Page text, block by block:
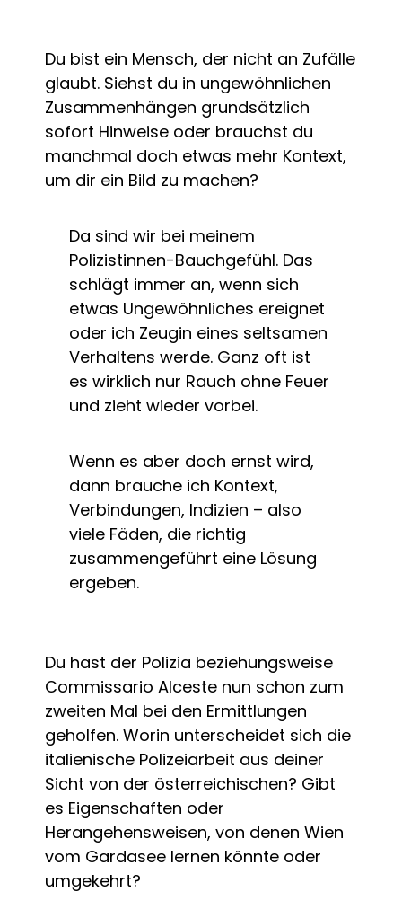
Du bist ein Mensch, der nicht an Zufälle
glaubt. Siehst du in ungewöhnlichen
Zusammenhängen grundsätzlich
sofort Hinweise oder brauchst du
manchmal doch etwas mehr Kontext,
um dir ein Bild zu machen?
Da sind wir bei meinem
Polizistinnen-Bauchgefühl. Das
schlägt immer an, wenn sich
etwas Ungewöhnliches ereignet
oder ich Zeugin eines seltsamen
Verhaltens werde. Ganz oft ist
es wirklich nur Rauch ohne Feuer
und zieht wieder vorbei.
Wenn es aber doch ernst wird,
dann brauche ich Kontext,
Verbindungen, Indizien – also
viele Fäden, die richtig
zusammengeführt eine Lösung
ergeben.
Du hast der Polizia beziehungsweise
Commissario Alceste nun schon zum
zweiten Mal bei den Ermittlungen
geholfen. Worin unterscheidet sich die
italienische Polizeiarbeit aus deiner
Sicht von der österreichischen? Gibt
es Eigenschaften oder
Herangehensweisen, von denen Wien
vom Gardasee lernen könnte oder
umgekehrt?